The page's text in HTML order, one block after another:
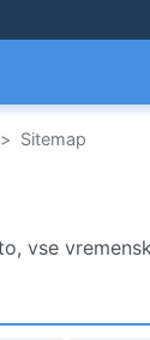
> Sitemap
vse